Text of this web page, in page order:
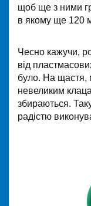
щоб ще з ними
в якому ще 120
Чесно кажучи,
від
було. На щастя,
невеликим
збираються.
радістю